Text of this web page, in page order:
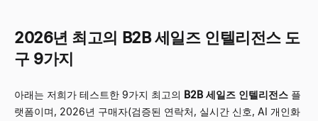
2026년 최고의 B2B 세일즈 인텔리전스 도
구 9가지
아래는 저희가 테스트한 9가지 최고의 B2B 세일즈 인텔리전스 플
랫폼이며, 2026년 구매자(검증된 연락처, 실시간 신호, AI 개인화